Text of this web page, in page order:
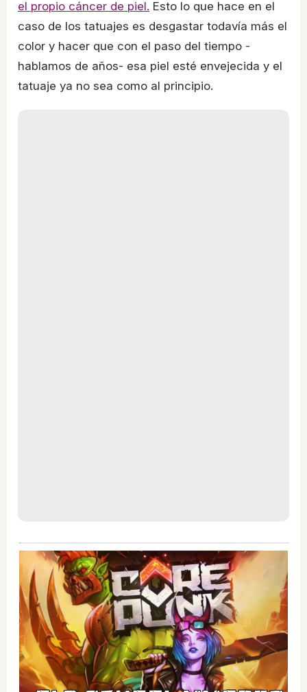
el propio cáncer de piel. Esto lo que hace en el
caso de los tatuajes es desgastar todavía más el
color y hacer que con el paso del tiempo -
hablamos de años- esa piel esté envejecida y el
tatuaje ya no sea como al principio.